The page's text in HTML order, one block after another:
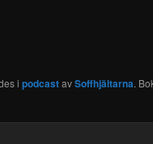
ipodcastavSoffhjältarna.